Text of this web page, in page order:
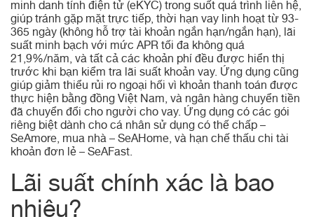
minh danh tính điện tử (eKYC) trong suốt quá trình liên hệ,
giúp tránh gặp mặt trực tiếp, thời hạn vay linh hoạt từ 93-
365 ngày (không hỗ trợ tài khoản ngắn hạn/ngắn hạn), lãi
suất minh bạch với mức APR tối đa không quá
21,9%/năm, và tất cả các khoản phí đều được hiển thị
trước khi bạn kiểm tra lãi suất khoản vay. Ứng dụng cũng
giúp giảm thiểu rủi ro ngoại hối vì khoản thanh toán được
thực hiện bằng đồng Việt Nam, và ngân hàng chuyển tiền
đã chuyển đổi cho người cho vay. Ứng dụng có các gói
riêng biệt dành cho cá nhân sử dụng có thế chấp –
SeAmore, mua nhà – SeAHome, và hạn chế thấu chi tài
khoản đơn lẻ – SeAFast.
Lãi suất chính xác là bao
nhiêu?